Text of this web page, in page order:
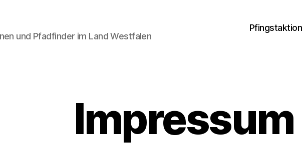
und Pfadfinder im Land Westfalen
Pfingstaktion
Impressum